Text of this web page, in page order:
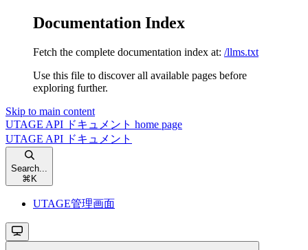
Documentation Index
Fetch the complete documentation index at: /llms.txt
Use this file to discover all available pages before
exploring further.
Skip to main content
UTAGE API ドキュメント home page
UTAGE API ドキュメント
Search...
⌘ K
UTAGE管理画面